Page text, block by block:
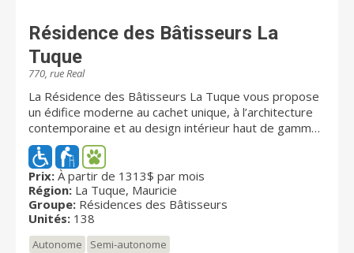
Résidence des Bâtisseurs La
Tuque
770, rue Real
La Résidence des Bâtisseurs La Tuque vous propose
un édifice moderne au cachet unique, à l’architecture
contemporaine et au design intérieur haut de gamme.
Elle comporte notamment un vaste hall d’entrée, un
salon d’accueil avec foyer électrique, des espaces
communs climatisés et deux ascenseurs. Les
résidents y bénéficient aussi d’une cour extérieure
aménagée. Tous les appartements proposent une
porte patio d'une largeur de 8 pieds ainsi qu'un balcon
de 11x5 pieds.
Prix: À partir de 1313$ par mois
Région: La Tuque, Mauricie
Groupe: Résidences des Bâtisseurs
Unités: 138
Autonome
Semi-autonome